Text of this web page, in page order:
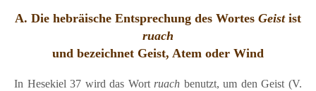
A. Die hebräische Entsprechung des Wortes Geistist
ruach
und bezeichnet Geist, Atem oder Wind
In Hesekiel 37 wird das Wort ruach benutzt, um den Geist (V.